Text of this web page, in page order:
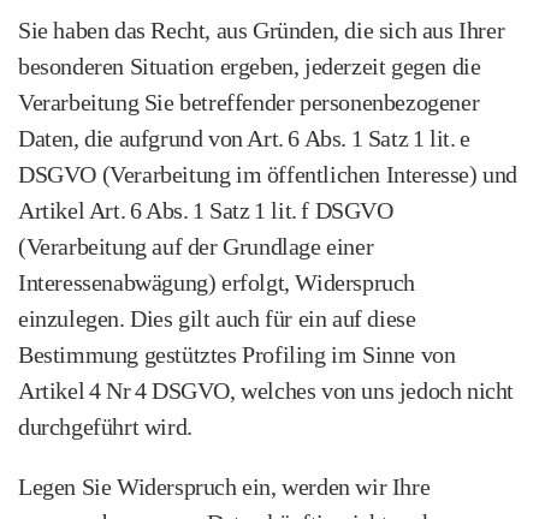
Sie haben das Recht, aus Gründen, die sich aus Ihrer
besonderen Situation ergeben, jederzeit gegen die
Verarbeitung Sie betreffender personen­bezogener
Daten, die aufgrund von Art. 6 Abs. 1 Satz 1 lit. e
DSGVO (Verarbeitung im öffentlichen Interesse) und
Artikel Art. 6 Abs. 1 Satz 1 lit. f DSGVO
(Verarbeitung auf der Grundlage einer
Interessenabwägung) erfolgt, Widerspruch
einzulegen. Dies gilt auch für ein auf diese
Bestimmung gestütztes Profiling im Sinne von
Artikel 4 Nr 4 DSGVO, welches von uns jedoch nicht
durchgeführt wird.
Legen Sie Widerspruch ein, werden wir Ihre